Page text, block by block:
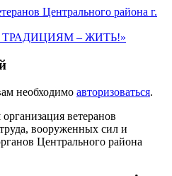
Центрального района г.
– ЖИТЬ!»
необходимо авторизоваться.
ветеранов
вооруженных сил и
Центрального района